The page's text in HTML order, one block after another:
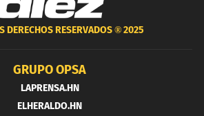
DERECHOS RESERVADOS ®2025
GRUPO OPSA
LAPRENSA.HN
ELHERALDO.HN